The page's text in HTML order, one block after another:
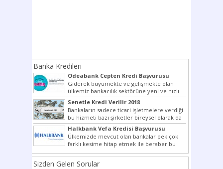
Banka Kredileri
Odeabank Cepten Kredi Başvurusu
KREDIM 8444
Giderek büyümekte ve gelişmekte olan
ülkemiz bankacılık sektörüne yeni ve hızlı
bir giriş yapmış olan...
Senetle Kredi Verilir 2018
Bankaların sadece ticari işletmelere verdiği
bu hizmeti bazı şirketler bireysel olarak da
vermektedir. Senetle kredi...
Halkbank Vefa Kredisi Başvurusu
Ülkemizde mevcut olan bankalar pek çok
farklı kesime hitap etmek ile beraber bu
noktada son...
Sizden Gelen Sorular